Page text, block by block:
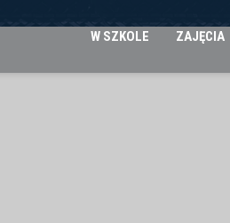
W SZKOLE ZAJĘCIA